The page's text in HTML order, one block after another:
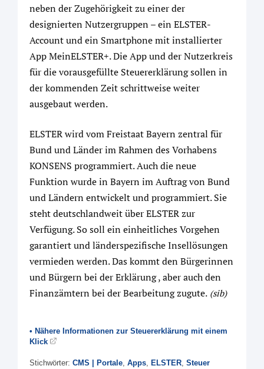
neben der Zugehörigkeit zu einer der
designierten Nutzergruppen – ein ELSTER-
Account und ein Smartphone mit installierter
App MeinELSTER+. Die App und der Nutzerkreis
für die vorausgefüllte Steuererklärung sollen in
der kommenden Zeit schrittweise weiter
ausgebaut werden.
ELSTER wird vom Freistaat Bayern zentral für
Bund und Länder im Rahmen des Vorhabens
KONSENS programmiert. Auch die neue
Funktion wurde in Bayern im Auftrag von Bund
und Ländern entwickelt und programmiert. Sie
steht deutschlandweit über ELSTER zur
Verfügung. So soll ein einheitliches Vorgehen
garantiert und länderspezifische Insellösungen
vermieden werden. Das kommt den Bürgerinnen
und Bürgern bei der Erklärung , aber auch den
Finanzämtern bei der Bearbeitung zugute. (sib)
• Nähere Informationen zur Steuererklärung mit einem
Klick
Stichwörter: CMS | Portale, Apps, ELSTER, Steuer